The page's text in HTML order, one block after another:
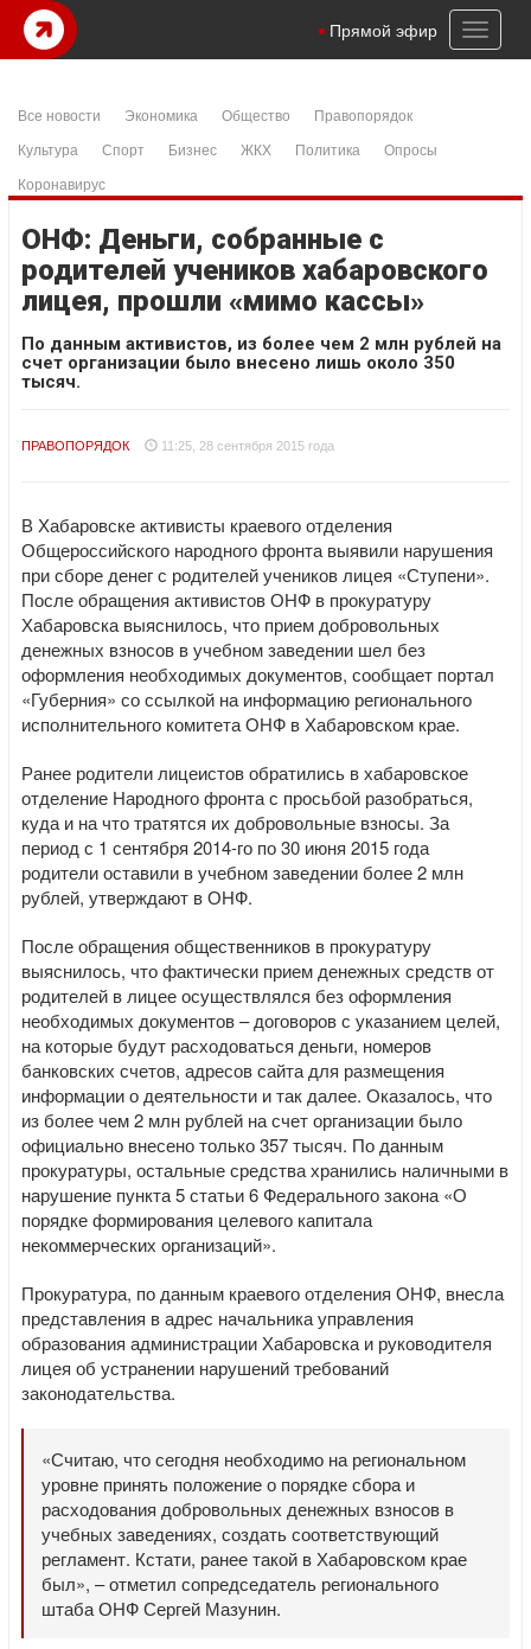
Toggle
Прямой эфир
Все новости Экономика Общество
Правопорядок
Культура
Спорт Бизнес ЖКХ Политика
Опросы
Коронавирус
ОНФ: Деньги, собранные с
родителей учеников хабаровского
лицея, прошли «мимо кассы»
По данным активистов, из более чем 2 млн рублей на
счет организации было внесено лишь около 350
тысяч.
ПРАВОПОРЯДОК 11:25, 28 сентября 2015 года
В Хабаровске активисты краевого отделения
Общероссийского народного фронта выявили нарушения
при сборе денег с родителей учеников лицея «Ступени».
После обращения активистов ОНФ в прокуратуру
Хабаровска выяснилось, что прием добровольных
денежных взносов в учебном заведении шел без
оформления необходимых документов, сообщает портал
«Губерния» со ссылкой на информацию регионального
исполнительного комитета ОНФ в Хабаровском крае.
Ранее родители лицеистов обратились в хабаровское
отделение Народного фронта с просьбой разобраться,
куда и на что тратятся их добровольные взносы. За
период с 1 сентября 2014-го по 30 июня 2015 года
родители оставили в учебном заведении более 2 млн
рублей, утверждают в ОНФ.
После обращения общественников в прокуратуру
выяснилось, что фактически прием денежных средств от
родителей в лицее осуществлялся без оформления
необходимых документов – договоров с указанием целей,
на которые будут расходоваться деньги, номеров
банковских счетов, адресов сайта для размещения
информации о деятельности и так далее. Оказалось, что
из более чем 2 млн рублей на счет организации было
официально внесено только 357 тысяч. По данным
прокуратуры, остальные средства хранились наличными в
нарушение пункта 5 статьи 6 Федерального закона «О
порядке формирования целевого капитала
некоммерческих организаций».
Прокуратура, по данным краевого отделения ОНФ, внесла
представления в адрес начальника управления
образования администрации Хабаровска и руководителя
лицея об устранении нарушений требований
законодательства.
«Считаю, что сегодня необходимо на региональном
уровне принять положение о порядке сбора и
расходования добровольных денежных взносов в
учебных заведениях, создать соответствующий
регламент. Кстати, ранее такой в Хабаровском крае
был», – отметил сопредседатель регионального
штаба ОНФ Сергей Мазунин.